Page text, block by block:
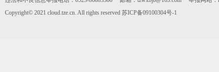
Copyright© 2021 cloud.tze.cn. All rights reserved 苏ICP备09100304号-1